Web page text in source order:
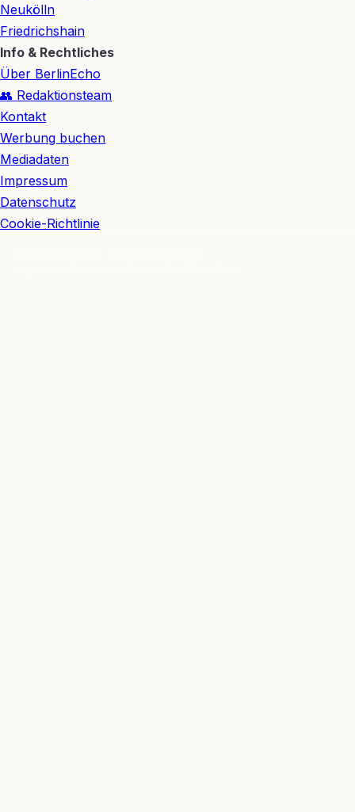
Neukölln
Friedrichshain
Info & Rechtliches
Über BerlinEcho
👥 Redaktionsteam
Kontakt
Werbung buchen
Mediadaten
Impressum
Datenschutz
Cookie-Richtlinie